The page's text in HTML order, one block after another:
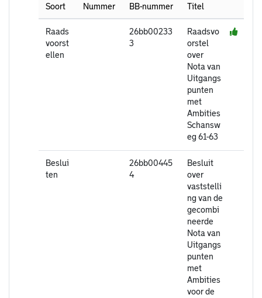
Soort
Nummer BB-nummer Titel
Raads
voorst
ellen
26bb00233
3
Raadsvo
orstel
over
Nota van
Uitgangs
punten
met
Ambities
Schansw
eg 61-63
Beslui
ten
26bb00445
4
Besluit
over
vaststelli
ng van de
gecombi
neerde
Nota van
Uitgangs
punten
met
Ambities
voor de